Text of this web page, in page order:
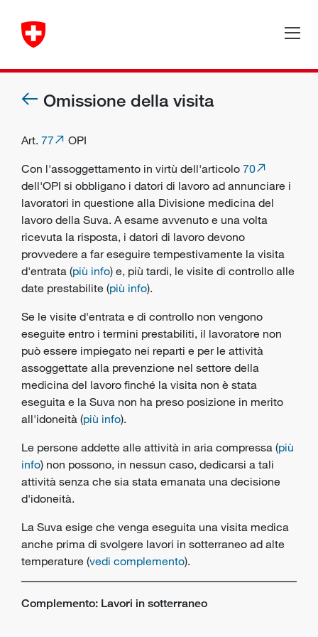
Omissione della visita
Art. 77
OPI
Con l'assoggettamento in virtù dell'articolo 70
dell'OPI si obbligano i datori di lavoro ad annunciare i
lavoratori in questione alla Divisione medicina del
lavoro della Suva. A esame avvenuto e una volta
ricevuta la risposta, i datori di lavoro devono
provvedere a far eseguire tempestivamente la visita
d'entrata (più info) e, più tardi, le visite di controllo alle
date prestabilite (più info).
Se le visite d'entrata e di controllo non vengono
eseguite entro i termini prestabiliti, il lavoratore non
può essere impiegato nei reparti e per le attività
assoggettate alla prevenzione nel settore della
medicina del lavoro finché la visita non è stata
eseguita e la Suva non ha preso posizione in merito
all'idoneità (più info).
Le persone addette alle attività in aria compressa (più
info) non possono, in nessun caso, dedicarsi a tali
attività senza che sia stata emanata una decisione
d'idoneità.
La Suva esige che venga eseguita una visita medica
anche prima di svolgere lavori in sotterraneo ad alte
temperature (vedi complemento).
Complemento: Lavori in sotterraneo